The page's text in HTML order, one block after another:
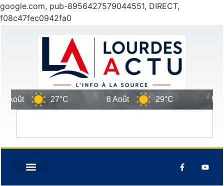
google.com, pub-8956427579044551, DIRECT,
f08c47fec0942fa0
27°C 8 Août 29°C 9 Août